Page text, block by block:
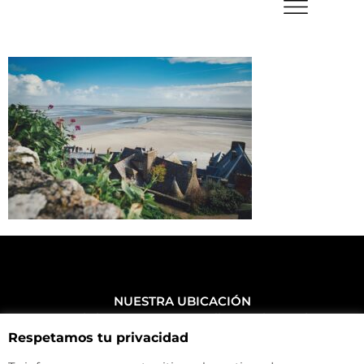
NUESTRA UBICACIÓN
Haz click aquí y mira como llegar a la tienda
CONTACTA CON NOSOTROS
+34 972 500 449
Respetamos tu privacidad